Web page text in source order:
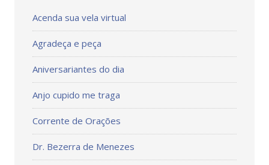
Acenda sua vela virtual
Agradeça e peça
Aniversariantes do dia
Anjo cupido me traga
Corrente de Orações
Dr. Bezerra de Menezes